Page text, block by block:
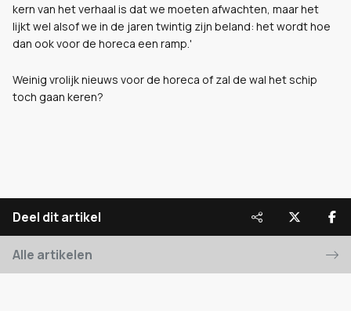
kern van het verhaal is dat we moeten afwachten, maar het
lijkt wel alsof we in de jaren twintig zijn beland: het wordt hoe
dan ook voor de horeca een ramp.'
Weinig vrolijk nieuws voor de horeca of zal de wal het schip
toch gaan keren?
Deel dit artikel
Alle artikelen